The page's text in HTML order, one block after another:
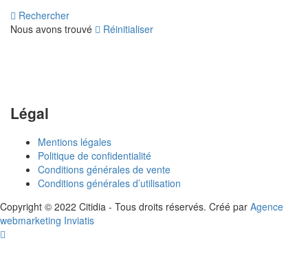
Rechercher
Nous avons trouvé
Réinitialiser
Légal
Mentions légales
Politique de confidentialité
Conditions générales de vente
Conditions générales d’utilisation
Copyright © 2022 Citidia - Tous droits réservés. Créé par Agence
webmarketing Inviatis